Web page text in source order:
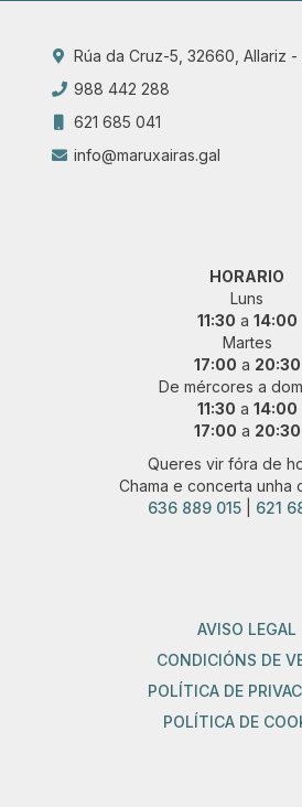
Rúa da Cruz-5, 32660, Allariz -
988 442 288
621 685 041
info@maruxairas.gal
HORARIO
Luns
11:30 a 14:00
Martes
17:00 a 20:30
De mércores a
11:30 a 14:00
17:00 a 20:30
Queres vir fóra de
Chama e concerta unha
636 889 015| 621
AVISO LEGAL
CONDICIÓNS DE
POLÍTICA DE
POLÍTICA DE